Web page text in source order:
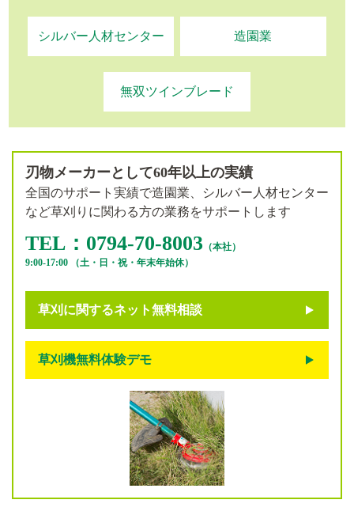
シルバー人材センター 造園業
無双ツインブレード
刃物メーカーとして60年以上の実績
全国のサポート実績で造園業、シルバー人材センター
など草刈りに関わる方の業務をサポートします
TEL：0794-70-8003 （本社）
9:00-17:00 （土・日・祝・年末年始休）
草刈に関するネット無料相談
草刈機無料体験デモ